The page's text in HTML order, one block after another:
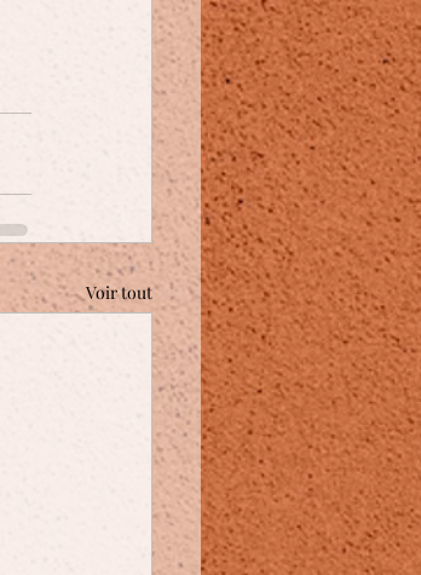
Voir tout